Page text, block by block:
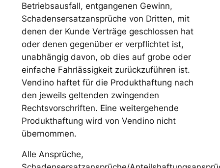
Betriebsausfall, entgangenen Gewinn,
Schadensersatzansprüche von Dritten, mit
denen der Kunde Verträge geschlossen hat
oder denen gegenüber er verpflichtet ist,
unabhängig davon, ob dies auf grobe oder
einfache Fahrlässigkeit zurückzuführen ist.
Vendino haftet für die Produkthaftung nach
den jeweils geltenden zwingenden
Rechtsvorschriften. Eine weitergehende
Produkthaftung wird von Vendino nicht
übernommen.
Alle Ansprüche,